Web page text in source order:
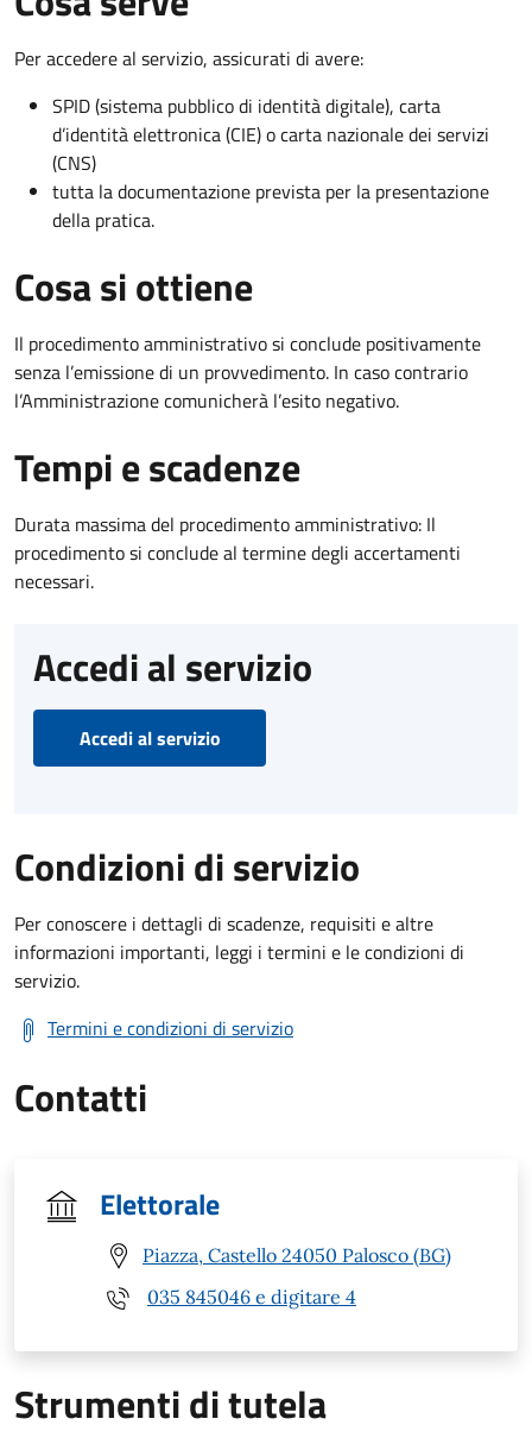
Per accedere al servizio, assicurati di avere:
SPID (sistema pubblico di identità digitale), carta
d’identità elettronica (CIE) o carta nazionale dei servizi
(CNS)
tutta la documentazione prevista per la presentazione
della pratica.
Cosa si ottiene
Il procedimento amministrativo si conclude positivamente
senza l’emissione di un provvedimento. In caso contrario
l’Amministrazione comunicherà l’esito negativo.
Tempi e scadenze
Durata massima del procedimento amministrativo: Il
procedimento si conclude al termine degli accertamenti
necessari.
Accedi al servizio
Accedi al servizio
Condizioni di servizio
Per conoscere i dettagli di scadenze, requisiti e altre
informazioni importanti, leggi i termini e le condizioni di
servizio.
Termini e condizioni di servizio
Contatti
Elettorale
Piazza, Castello 24050 Palosco (BG)
035 845046 e digitare 4
Strumenti di tutela